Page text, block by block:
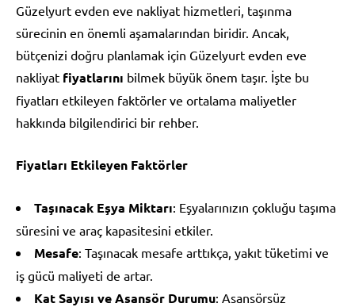
Güzelyurt evden eve nakliyat hizmetleri, taşınma
sürecinin en önemli aşamalarından biridir. Ancak,
bütçenizi doğru planlamak için Güzelyurt evden eve
nakliyat fiyatlarını bilmek büyük önem taşır. İşte bu
fiyatları etkileyen faktörler ve ortalama maliyetler
hakkında bilgilendirici bir rehber.
Fiyatları Etkileyen Faktörler
Taşınacak Eşya Miktarı: Eşyalarınızın çokluğu taşıma
süresini ve araç kapasitesini etkiler.
Mesafe: Taşınacak mesafe arttıkça, yakıt tüketimi ve
iş gücü maliyeti de artar.
Kat Sayısı ve Asansör Durumu: Asansörsüz